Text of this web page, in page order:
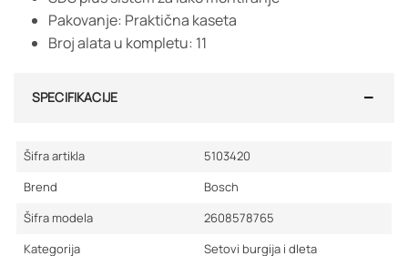
Pakovanje: Praktična kaseta
Broj alata u kompletu: 11
SPECIFIKACIJE
Šifra artikla
5103420
Brend
Bosch
Šifra modela
2608578765
Kategorija
Setovi burgija i dleta